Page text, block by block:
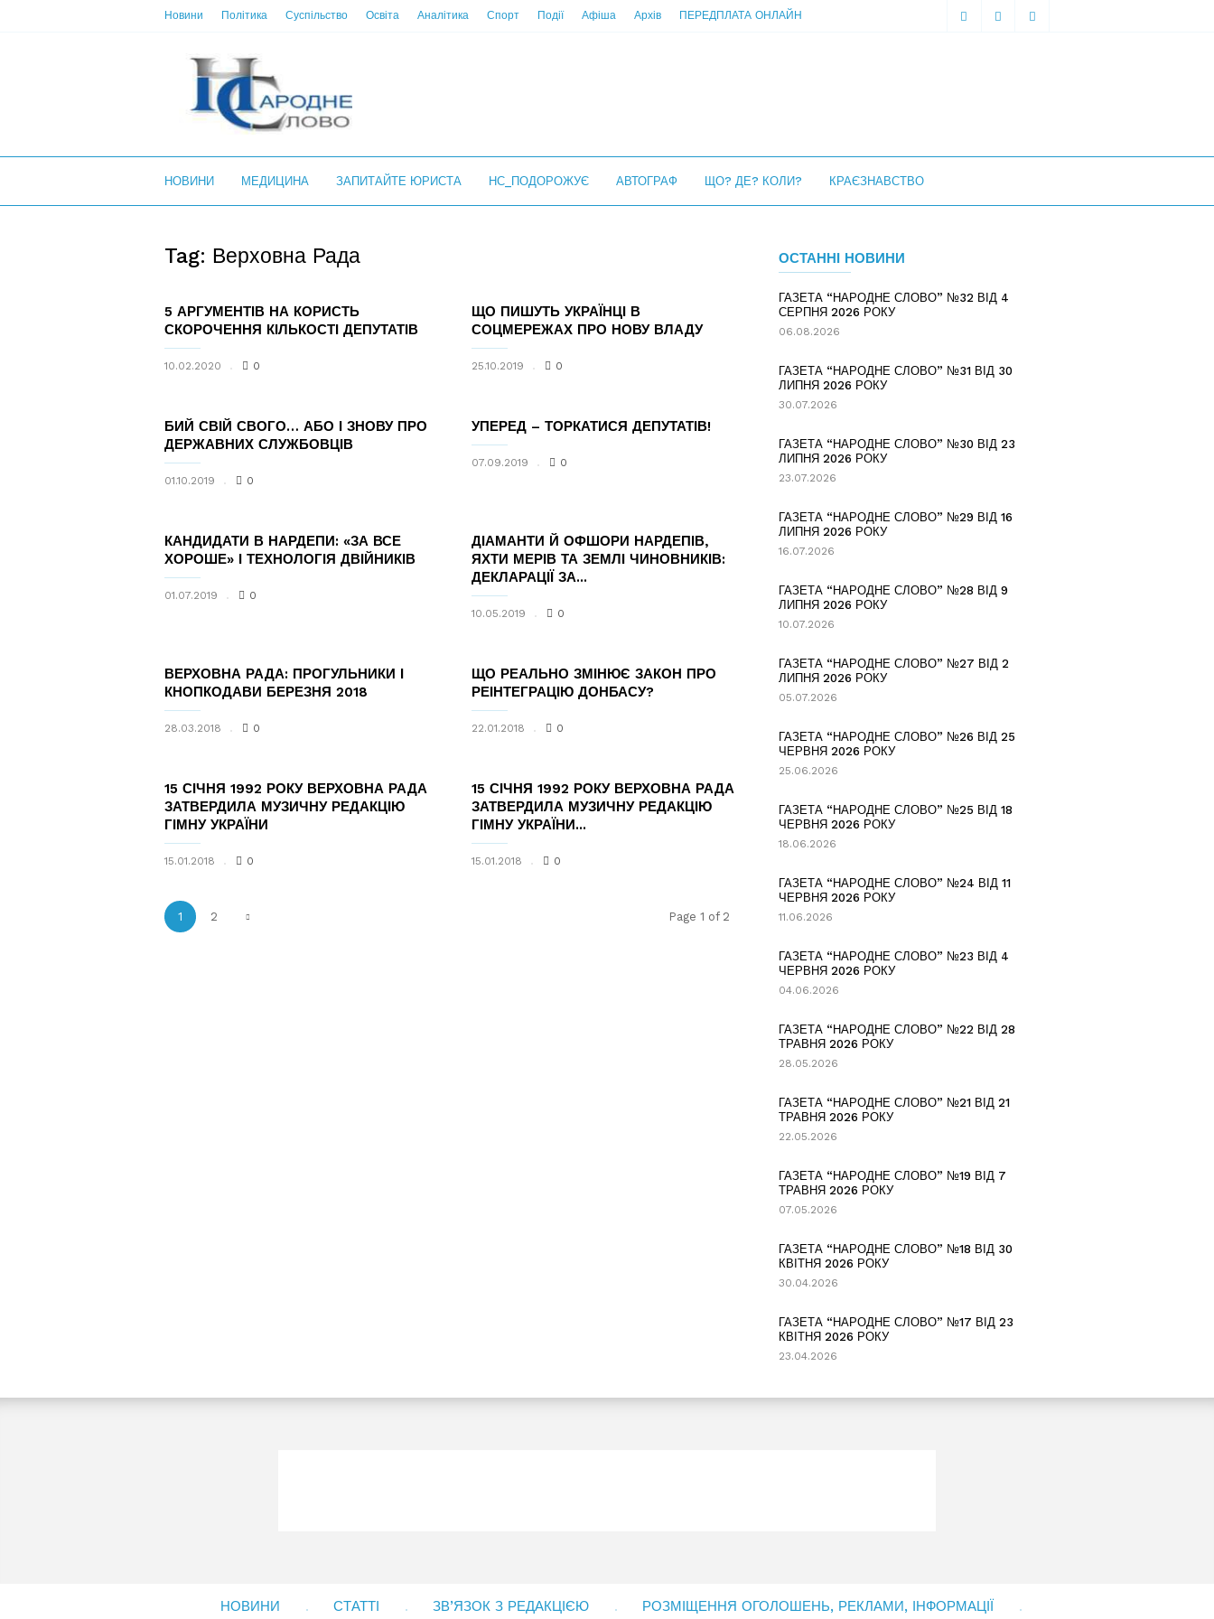
Новини Політика Суспільство Освіта Аналітика Спорт Події Афіша Архів ПЕРЕДПЛАТА ОНЛАЙН
НОВИНИ МЕДИЦИНА ЗАПИТАЙТЕ ЮРИСТА НС_ПОДОРОЖУЄ АВТОГРАФ ЩО? ДЕ? КОЛИ? КРАЄЗНАВСТВО
Tag: Верховна Рада
5 АРГУМЕНТІВ НА КОРИСТЬ
СКОРОЧЕННЯ КІЛЬКОСТІ ДЕПУТАТІВ
10.02.2020 0
ЩО ПИШУТЬ УКРАЇНЦІ В
СОЦМЕРЕЖАХ ПРО НОВУ ВЛАДУ
25.10.2019 0
БИЙ СВІЙ СВОГО… АБО І ЗНОВУ ПРО
ДЕРЖАВНИХ СЛУЖБОВЦІВ
01.10.2019 0
УПЕРЕД – ТОРКАТИСЯ ДЕПУТАТІВ!
07.09.2019 0
КАНДИДАТИ В НАРДЕПИ: «ЗА ВСЕ
ХОРОШЕ» І ТЕХНОЛОГІЯ ДВІЙНИКІВ
01.07.2019 0
ДІАМАНТИ Й ОФШОРИ НАРДЕПІВ,
ЯХТИ МЕРІВ ТА ЗЕМЛІ ЧИНОВНИКІВ:
ДЕКЛАРАЦІЇ ЗА...
10.05.2019 0
ВЕРХОВНА РАДА: ПРОГУЛЬНИКИ І
КНОПКОДАВИ БЕРЕЗНЯ 2018
28.03.2018 0
ЩО РЕАЛЬНО ЗМІНЮЄ ЗАКОН ПРО
РЕІНТЕГРАЦІЮ ДОНБАСУ?
22.01.2018 0
15 СІЧНЯ 1992 РОКУ ВЕРХОВНА РАДА
ЗАТВЕРДИЛА МУЗИЧНУ РЕДАКЦІЮ
ГІМНУ УКРАЇНИ
15.01.2018 0
15 СІЧНЯ 1992 РОКУ ВЕРХОВНА РАДА
ЗАТВЕРДИЛА МУЗИЧНУ РЕДАКЦІЮ
ГІМНУ УКРАЇНИ...
15.01.2018 0
1 2 Page 1 of 2
ОСТАННІ НОВИНИ
ГАЗЕТА “НАРОДНЕ СЛОВО” №32 ВІД 4
СЕРПНЯ 2026 РОКУ
06.08.2026
ГАЗЕТА “НАРОДНЕ СЛОВО” №31 ВІД 30
ЛИПНЯ 2026 РОКУ
30.07.2026
ГАЗЕТА “НАРОДНЕ СЛОВО” №30 ВІД 23
ЛИПНЯ 2026 РОКУ
23.07.2026
ГАЗЕТА “НАРОДНЕ СЛОВО” №29 ВІД 16
ЛИПНЯ 2026 РОКУ
16.07.2026
ГАЗЕТА “НАРОДНЕ СЛОВО” №28 ВІД 9
ЛИПНЯ 2026 РОКУ
10.07.2026
ГАЗЕТА “НАРОДНЕ СЛОВО” №27 ВІД 2
ЛИПНЯ 2026 РОКУ
05.07.2026
ГАЗЕТА “НАРОДНЕ СЛОВО” №26 ВІД 25
ЧЕРВНЯ 2026 РОКУ
25.06.2026
ГАЗЕТА “НАРОДНЕ СЛОВО” №25 ВІД 18
ЧЕРВНЯ 2026 РОКУ
18.06.2026
ГАЗЕТА “НАРОДНЕ СЛОВО” №24 ВІД 11
ЧЕРВНЯ 2026 РОКУ
11.06.2026
ГАЗЕТА “НАРОДНЕ СЛОВО” №23 ВІД 4
ЧЕРВНЯ 2026 РОКУ
04.06.2026
ГАЗЕТА “НАРОДНЕ СЛОВО” №22 ВІД 28
ТРАВНЯ 2026 РОКУ
28.05.2026
ГАЗЕТА “НАРОДНЕ СЛОВО” №21 ВІД 21
ТРАВНЯ 2026 РОКУ
22.05.2026
ГАЗЕТА “НАРОДНЕ СЛОВО” №19 ВІД 7
ТРАВНЯ 2026 РОКУ
07.05.2026
ГАЗЕТА “НАРОДНЕ СЛОВО” №18 ВІД 30
КВІТНЯ 2026 РОКУ
30.04.2026
ГАЗЕТА “НАРОДНЕ СЛОВО” №17 ВІД 23
КВІТНЯ 2026 РОКУ
23.04.2026
НОВИНИ СТАТТІ ЗВ’ЯЗОК З РЕДАКЦІЄЮ РОЗМІЩЕННЯ ОГОЛОШЕНЬ, РЕКЛАМИ, ІНФОРМАЦІЇ